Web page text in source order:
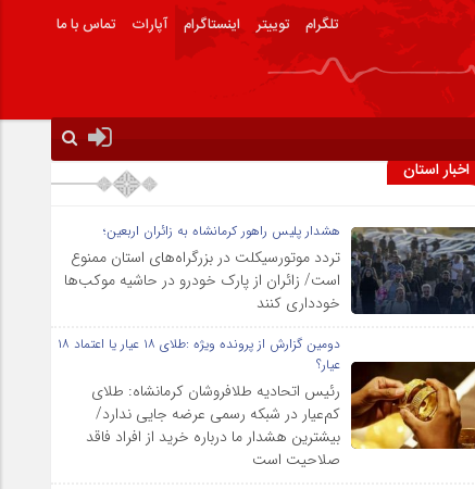
تلگرام توییتر اینستاگرام آپارات تماس با ما
اخبار استان
هشدار پلیس راهور کرمانشاه به زائران اربعین؛
تردد موتورسیکلت در بزرگراه‌های استان ممنوع
است/ زائران از پارک خودرو در حاشیه موکب‌ها
خودداری کنند
دومین گزارش از پرونده ویژه :طلای ۱۸ عیار یا اعتماد ۱۸
عیار؟
رئیس اتحادیه طلافروشان کرمانشاه: طلای
کم‌عیار در شبکه رسمی عرضه جایی ندارد/
بیشترین هشدار ما درباره خرید از افراد فاقد
صلاحیت است